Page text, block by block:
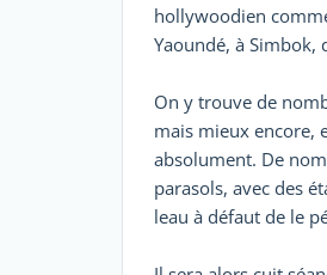
hollywoodien
Yaoundé, à Simbok,
On y trouve de
mais mieux encore,
absolument. De
parasols, avec des
leau à défaut de le